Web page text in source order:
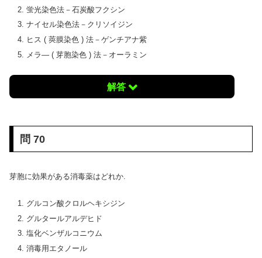
蛍光染色法－石炭酸フクシン
ナイセル染色法－クリソイジン
ヒス ( 莢膜染色 ) 法－ゲンチアナ紫
メラ― ( 芽胞染色 ) 法－オーラミン
解答
問 70
芽胞に効果がある消毒薬はどれか.
グルコン酸クロルヘキシジン
グルタールアルデヒド
塩化ベンザルコニウム
消毒用エタノール